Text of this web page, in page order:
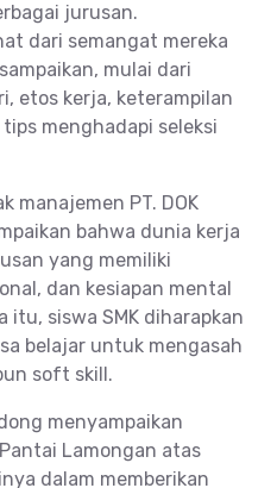
jurusan.
dari semangat mereka
mulai dari
etos kerja, keterampilan
menghadapi seleksi
manajemen PT. DOK
bahwa dunia kerja
yang memiliki
dan kesiapan mental
itu, siswa SMK diharapkan
belajar untuk mengasah
soft skill.
menyampaikan
Lamongan atas
dalam memberikan